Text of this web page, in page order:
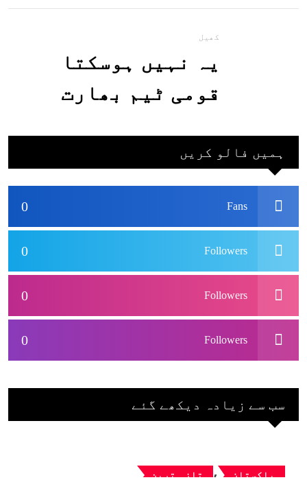
جاسکتا ہے؟جانیے
کھیل
یہ نہیں ہوسکتا
قومی ٹیم بھارت
بھارتی ٹیم پاکستان
نہ آئے، محسن نقوی
ہمیں فالو کریں
0 Fans
0 Followers
0 Followers
0 Followers
سب سے زیادہ دیکھے گئے
پاکستان , تازہ ترین